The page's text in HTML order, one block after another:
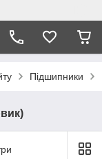
Підшипники